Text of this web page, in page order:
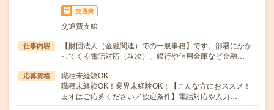
交通費
交通費支給
仕事内容
【財団法人（金融関連）での一般事務】です。部署にかか
ってくる電話対応（取次）、銀行や信用金庫など金融…
応募資格
職種未経験OK
職種未経験OK！業界未経験OK！【こんな方におススメ！
まずはご応募ください／歓迎条件】電話対応や入力…